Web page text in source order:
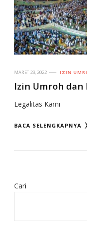
MARET 23, 2022 IZIN
Izin Umroh dan
Legalitas Kami
BACA SELENGKAPNYA
Cari